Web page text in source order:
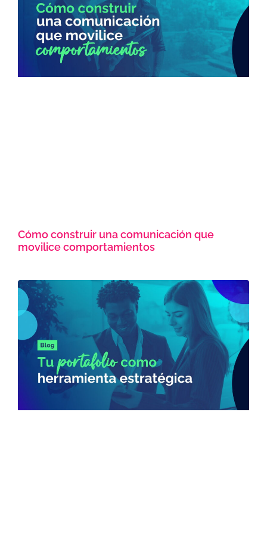
Cómo construir una comunicación que
movilice comportamientos